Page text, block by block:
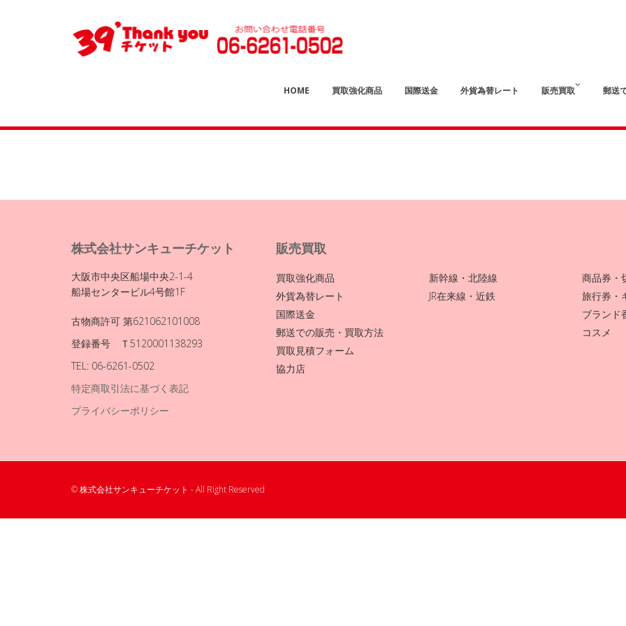
HOME 買取強化商品 国際送金 外貨為替レート 販売買取 郵送
株式会社サンキューチケット
大阪市中央区船場中央2-1-4
船場センタービル4号館1F
古物商許可 第621062101008
登録番号 Ｔ5120001138293
TEL: 06-6261-0502
特定商取引法に基づく表記
プライバシーポリシー
販売買取
買取強化商品
外貨為替レート
国際送金
郵送での販売・買取方法
買取見積フォーム
協力店
新幹線・北陸線
JR在来線・近鉄
商品券・
旅行券・
ブランド
コスメ
© 株式会社サンキューチケット - All Right Reserved